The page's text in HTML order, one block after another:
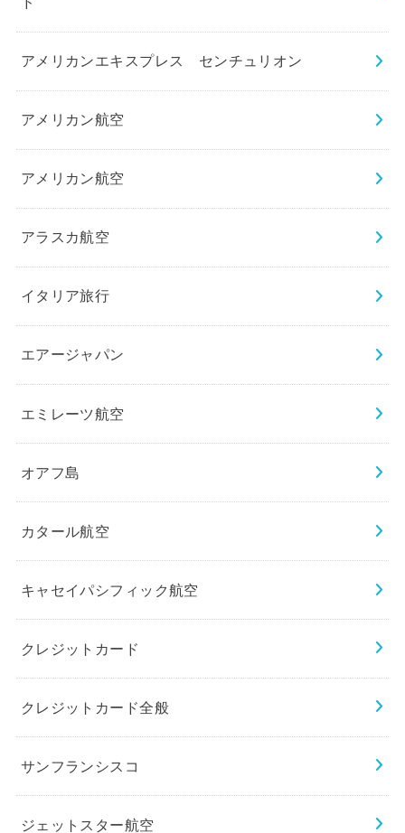
アメリカンエキスプレス センチュリオン
アメリカン航空
アメリカン航空
アラスカ航空
イタリア旅行
エアージャパン
エミレーツ航空
オアフ島
カタール航空
キャセイパシフィック航空
クレジットカード
クレジットカード全般
サンフランシスコ
ジェットスター航空